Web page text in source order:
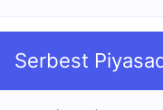
Serbest